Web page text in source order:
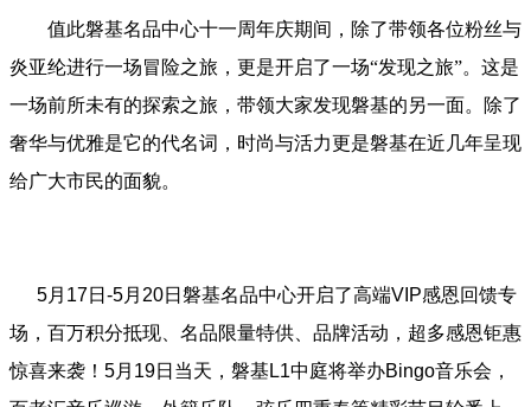
值此磐基名品中心十一周年庆期间，除了带领各位粉丝与
炎亚纶进行一场冒险之旅，更是开启了一场“发现之旅”。这是
一场前所未有的探索之旅，带领大家发现磐基的另一面。除了
奢华与优雅是它的代名词，时尚与活力更是磐基在近几年呈现
给广大市民的面貌。
5月17日-5月20日磐基名品中心开启了高端VIP感恩回馈专
场，百万积分抵现、名品限量特供、品牌活动，超多感恩钜惠
惊喜来袭！5月19日当天，磐基L1中庭将举办Bingo音乐会，